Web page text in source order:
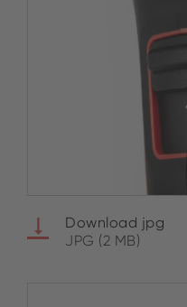
Download jpg
JPG (2 MB)